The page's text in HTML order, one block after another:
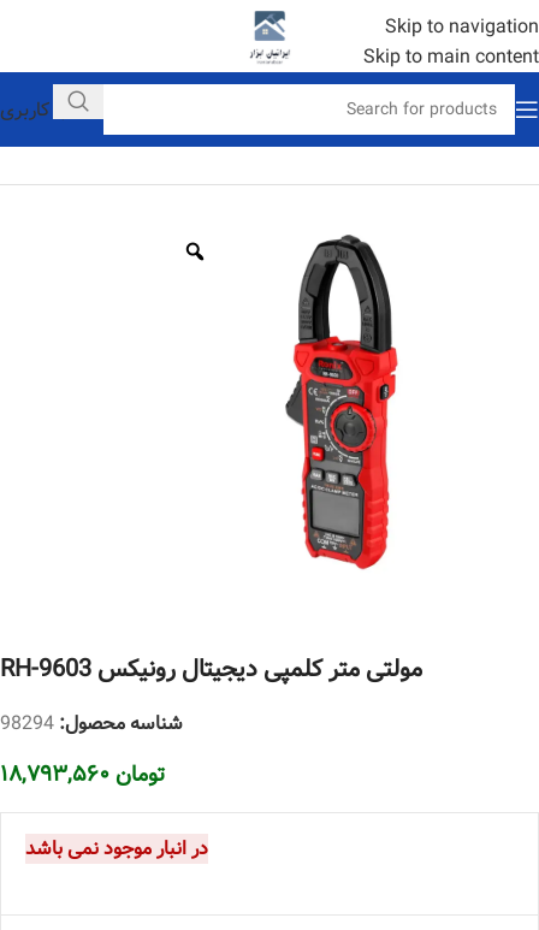
Skip to navigation
Skip to main content
حساب کاربری
خانه
مولتی متر کلمپی دیجیتال رونیکس RH-9603
شناسه محصول: 98294
تومان
در انبار موجود نمی باشد